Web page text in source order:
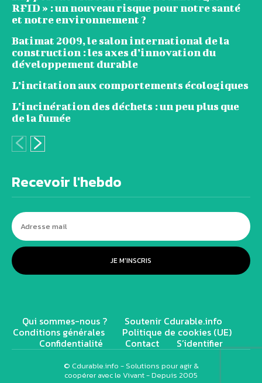
RFID » : un nouveau risque pour notre santé
et notre environnement ?
Batimat 2009, le salon international de la
construction : les axes d’innovation du
développement durable
L’incitation aux comportements écologiques
L’incinération des déchets : un peu plus que
de la fumée
Recevoir l'hebdo
JE M'INSCRIS
Qui sommes-nous ? Soutenir Cdurable.info
Conditions générales Politique de cookies (UE)
Confidentialité Contact S’identifier
© Cdurable.info - Solutions pour agir &
coopérer avec le Vivant - Depuis 2005